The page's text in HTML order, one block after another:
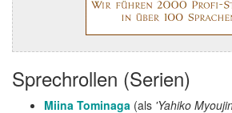
Sprechrollen (Serien)
Miina Tominaga (als 'Yahiko